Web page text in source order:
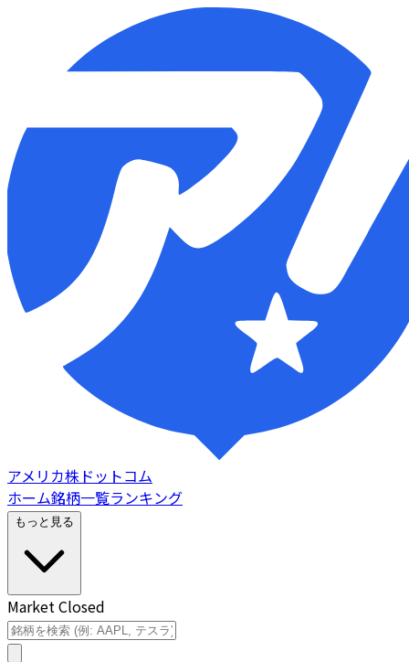
アメリカ株ドットコム
ホーム銘柄一覧ランキング
もっと見る
Market Closed